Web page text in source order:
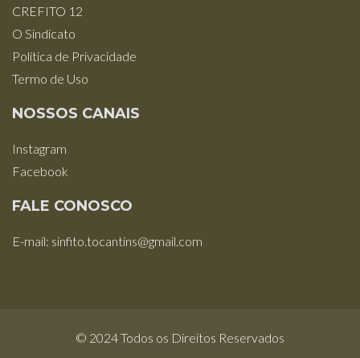
CREFITO 12
O Sindicato
Política de Privacidade
Termo de Uso
NOSSOS CANAIS
Instagram
Facebook
FALE CONOSCO
E-mail: sinfito.tocantins@gmail.com
© 2024 Todos os Direitos Reservados